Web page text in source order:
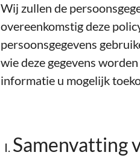
Wij zullen de
overeenkomstig deze
persoonsgegevens
wie deze gegevens
informatie u mogelijk
Samenvatting